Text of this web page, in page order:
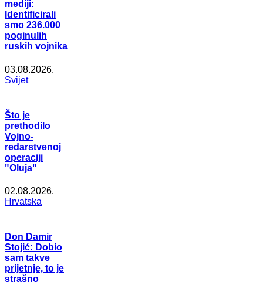
mediji:
Identificirali
smo 236.000
poginulih
ruskih vojnika
03.08.2026.
Svijet
Što je
prethodilo
Vojno-
redarstvenoj
operaciji
"Oluja"
02.08.2026.
Hrvatska
Don Damir
Stojić: Dobio
sam takve
prijetnje, to je
strašno